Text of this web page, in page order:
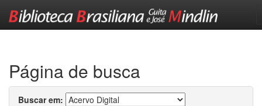
Página de busca
Buscar em: